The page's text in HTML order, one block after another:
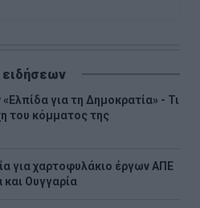
ειδήσεων
για τη Δημοκρατία» - Τι
του κόμματος της
για χαρτοφυλάκιο έργων ΑΠΕ
Ουγγαρία